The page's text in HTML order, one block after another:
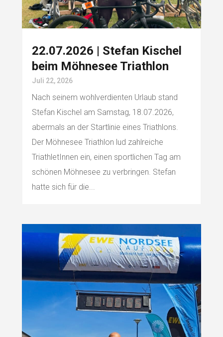
22.07.2026 | Stefan Kischel
beim Möhnesee Triathlon
Juli 22, 2026
Nach seinem wohlverdienten Urlaub stand
Stefan Kischel am Samstag, 18.07.2026,
abermals an der Startlinie eines Triathlons.
Der Möhnesee Triathlon lud zahlreiche
TriathletInnen ein, einen sportlichen Tag am
schönen Möhnesee zu verbringen. Stefan
hatte sich für die...